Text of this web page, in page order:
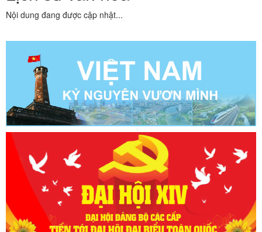
Nội dung đang được cập nhật...